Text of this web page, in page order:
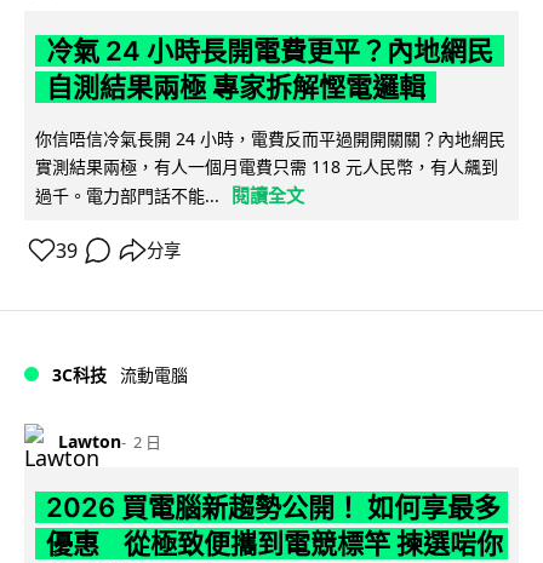
冷氣 24 小時長開電費更平？內地網民
自測結果兩極 專家拆解慳電邏輯
你信唔信冷氣長開 24 小時，電費反而平過開開關關？內地網民
實測結果兩極，有人一個月電費只需 118 元人民幣，有人飆到
過千。電力部門話不能...
閱讀全文
39 分享
3C科技 流動電腦
Lawton 2 日
2026 買電腦新趨勢公開！ 如何享最多
優惠 從極致便攜到電競標竿 揀選啱你